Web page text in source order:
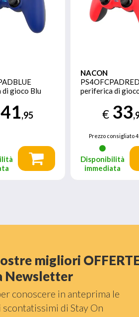
gioco Blu
41,95
NACON
PS4OFCPADRED
periferica di
Analogico/
PlayStation 4
€ 33
Prezzo consigliato
Disponibilità
immediata
migliori
Newsletter
conoscere in anteprima le
di Stay On